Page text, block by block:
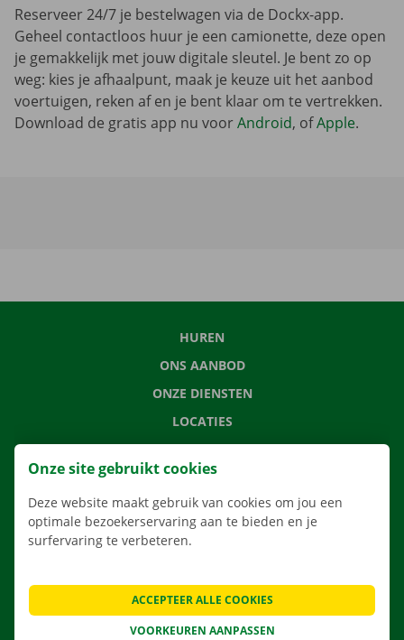
Reserveer 24/7 je bestelwagen via de Dockx-app.
Geheel contactloos huur je een camionette, deze open
je gemakkelijk met jouw digitale sleutel. Je bent zo op
weg: kies je afhaalpunt, maak je keuze uit het aanbod
voertuigen, reken af en je bent klaar om te vertrekken.
Download de gratis app nu voorAndroid, ofApple.
HUREN
ONS AANBOD
ONZE DIENSTEN
LOCATIES
APP
VERHUISOPLOSSINGEN
VEELGESTELDE VRAGEN
NIEUWS
Onze site gebruikt cookies
Deze website maakt gebruik van cookies om jou een
optimale bezoekerservaring aan te bieden en je
surfervaring te verbeteren.
VOORKEUREN AANPASSEN
ACCEPTEER ALLE COOKIES